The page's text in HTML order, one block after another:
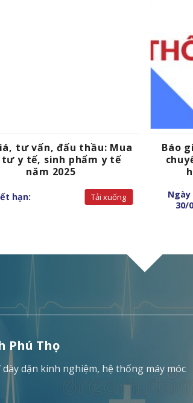
tư vấn, đấu thầu: Mua
y tế, sinh phẩm y tế
năm 2025
hạn: Tải xuống
Báo
30/
Phú Thọ
dặn kinh nghiệm, hệ thống máy móc